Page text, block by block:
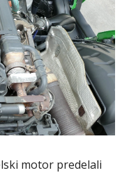
motor predelali